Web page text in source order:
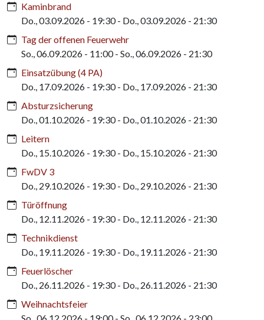
Kaminbrand
Do., 03.09.2026 - 19:30- Do., 03.09.2026 - 21:30
Tag der offenen Feuerwehr
So., 06.09.2026 - 11:00- So., 06.09.2026 - 21:30
Einsatzübung (4 PA)
Do., 17.09.2026 - 19:30- Do., 17.09.2026 - 21:30
Absturzsicherung
Do., 01.10.2026 - 19:30- Do., 01.10.2026 - 21:30
Leitern
Do., 15.10.2026 - 19:30- Do., 15.10.2026 - 21:30
FwDV 3
Do., 29.10.2026 - 19:30- Do., 29.10.2026 - 21:30
Türöffnung
Do., 12.11.2026 - 19:30- Do., 12.11.2026 - 21:30
Technikdienst
Do., 19.11.2026 - 19:30- Do., 19.11.2026 - 21:30
Feuerlöscher
Do., 26.11.2026 - 19:30- Do., 26.11.2026 - 21:30
Weihnachtsfeier